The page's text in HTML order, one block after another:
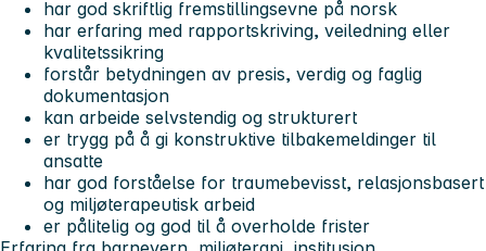
har god skriftlig fremstillingsevne på norsk
har erfaring med rapportskriving, veiledning eller
kvalitetssikring
forstår betydningen av presis, verdig og faglig
dokumentasjon
kan arbeide selvstendig og strukturert
er trygg på å gi konstruktive tilbakemeldinger til
ansatte
har god forståelse for traumebevisst, relasjonsbasert
og miljøterapeutisk arbeid
er pålitelig og god til å overholde frister